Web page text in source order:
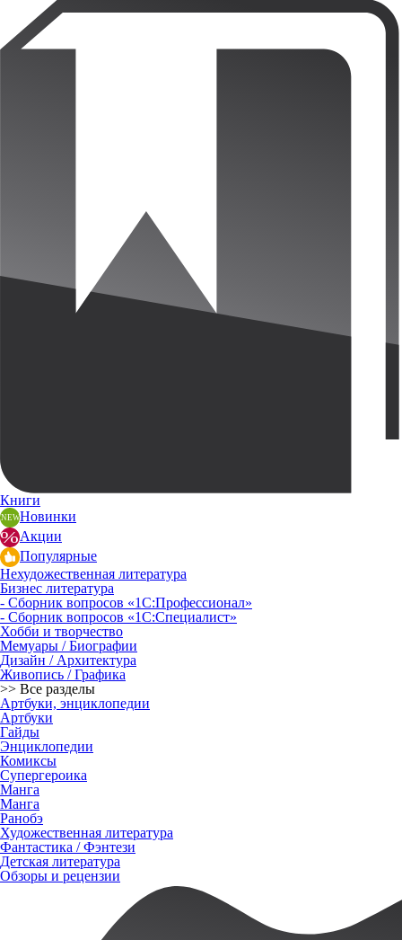
Книги
Новинки
Акции
Популярные
Нехудожественная литература
Бизнес литература
- Сборник вопросов «1С:Профессионал»
- Сборник вопросов «1С:Специалист»
Хобби и творчество
Мемуары / Биографии
Дизайн / Архитектура
Живопись / Графика
>> Все разделы
Артбуки, энциклопедии
Артбуки
Гайды
Энциклопедии
Комиксы
Супергероика
Манга
Манга
Ранобэ
Художественная литература
Фантастика / Фэнтези
Детская литература
Обзоры и рецензии